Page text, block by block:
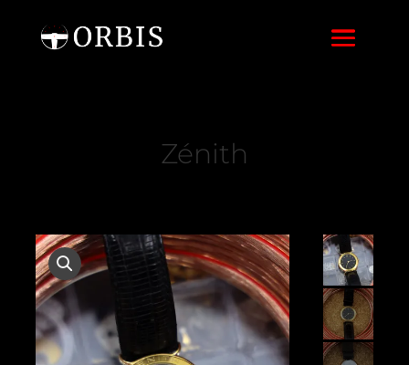
Zénith